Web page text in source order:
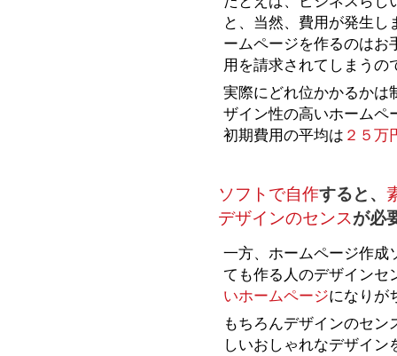
と、当然、費用が発生
ームページを作るのはお
用を請求されてしまうの
実際にどれ位かかるかは
ザイン性の高いホームペ
初期費用の平均は ２５万
ソフトで自作すると、
デザインのセンスが必
一方、ホームページ作成
ても作る人のデザインセ
いホームページになりが
もちろんデザインのセ
しいおしゃれなデザイ